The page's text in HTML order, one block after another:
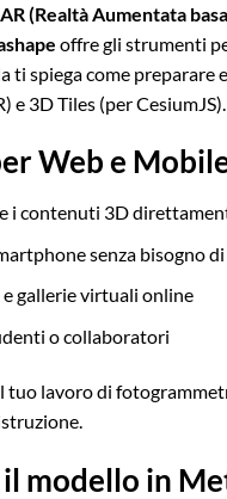
(Realtà Aumentata
offre gli strumenti
ti spiega come preparare
3D Tiles (per CesiumJS).
Web e
i contenuti 3D
senza bisogno
gallerie virtuali online
o collaboratori
lavoro di
modello in